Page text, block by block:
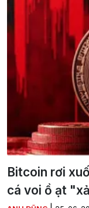
Bitcoin rơi
cá voi ồ ạt